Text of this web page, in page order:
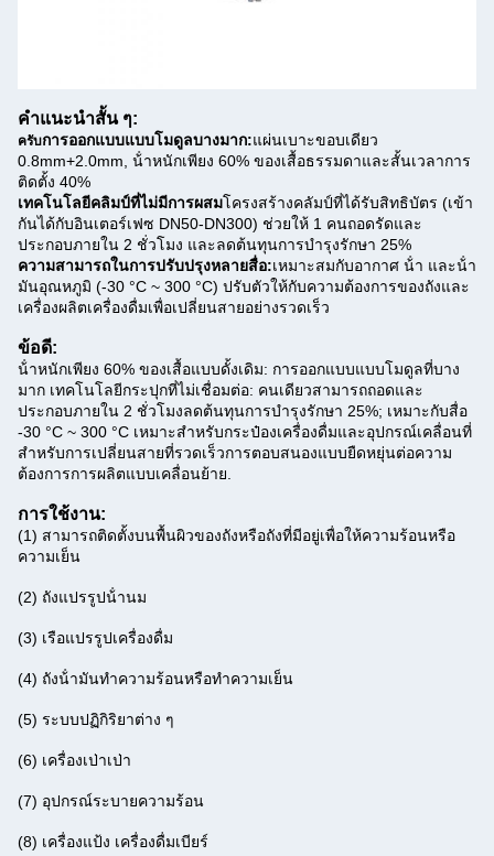
คําแนะนําสั้น ๆ:
ครับการออกแบบแบบโมดูลบางมาก:แผ่นเบาะขอบเดียว
0.8mm+2.0mm, น้ําหนักเพียง 60% ของเสื้อธรรมดาและสั้นเวลาการ
ติดตั้ง 40%
เทคโนโลยีคลิมป์ที่ไม่มีการผสมโครงสร้างคลัมป์ที่ได้รับสิทธิบัตร (เข้า
กันได้กับอินเตอร์เฟซ DN50-DN300) ช่วยให้ 1 คนถอดรัดและ
ประกอบภายใน 2 ชั่วโมง และลดต้นทุนการบํารุงรักษา 25%
ความสามารถในการปรับปรุงหลายสื่อ:เหมาะสมกับอากาศ น้ํา และน้ํา
มันอุณหภูมิ (-30 °C ~ 300 °C) ปรับตัวให้กับความต้องการของถังและ
เครื่องผลิตเครื่องดื่มเพื่อเปลี่ยนสายอย่างรวดเร็ว
ข้อดี:
น้ําหนักเพียง 60% ของเสื้อแบบดั้งเดิม: การออกแบบแบบโมดูลที่บาง
มาก เทคโนโลยีกระปุกที่ไม่เชื่อมต่อ: คนเดียวสามารถถอดและ
ประกอบภายใน 2 ชั่วโมงลดต้นทุนการบํารุงรักษา 25%; เหมาะกับสื่อ
-30 °C ~ 300 °C เหมาะสําหรับกระป๋องเครื่องดื่มและอุปกรณ์เคลื่อนที่
สําหรับการเปลี่ยนสายที่รวดเร็วการตอบสนองแบบยืดหยุ่นต่อความ
ต้องการการผลิตแบบเคลื่อนย้าย.
การใช้งาน:
(1) สามารถติดตั้งบนพื้นผิวของถังหรือถังที่มีอยู่เพื่อให้ความร้อนหรือ
ความเย็น
(2) ถังแปรรูปน้ํานม
(3) เรือแปรรูปเครื่องดื่ม
(4) ถังน้ํามันทําความร้อนหรือทําความเย็น
(5) ระบบปฏิกิริยาต่าง ๆ
(6) เครื่องเป่าเป่า
(7) อุปกรณ์ระบายความร้อน
(8) เครื่องแป้ง เครื่องดื่มเบียร์